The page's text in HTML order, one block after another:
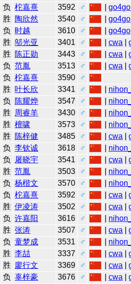
负 柁嘉熹 3592 ♂ |go4go
胜 陶欣然 3540 ♂ |go4go
负 时越 3610 ♂ |go4go
胜 邬光亚 3401 ♂ |cwa |
胜 陈正勋 3443 ♂ |cwa |
负 范胤 3513 ♂ |cwa |
负 柁嘉熹 3590
♂
胜 叶长欣 3341 ♂
负 陈耀烨 3547 ♂
胜 周睿羊 3430 ♂
胜 檀啸 3573 ♂
胜 陈梓健 3485 ♂ |cwa |
负 李钦诚 3618 ♂
负 屠晓宇 3541 ♂ |cwa |
胜 范胤 3503 ♂
负 杨楷文 3570 ♂
负 柁嘉熹 3592 ♂ |cwa |
胜 伊凌涛 3502 ♂ |cwa |
负 许嘉阳 3616 ♂
胜 张涛 3507 ♂ |cwa |
负 童梦成 3531 ♂
胜 李喆 3337 ♂ |cwa |
胜 廖行文 3369 ♂ |cwa |
负 辜梓豪 3676 ♂ |cwa |